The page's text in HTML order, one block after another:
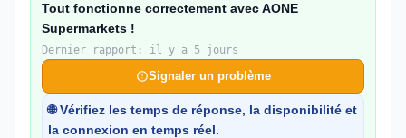
Tout fonctionne correctement avec AONE
Supermarkets !
Dernier rapport: il y a 5 jours
Signaler un problème
🌐 Vérifiez les temps de réponse, la disponibilité et
la connexion en temps réel.